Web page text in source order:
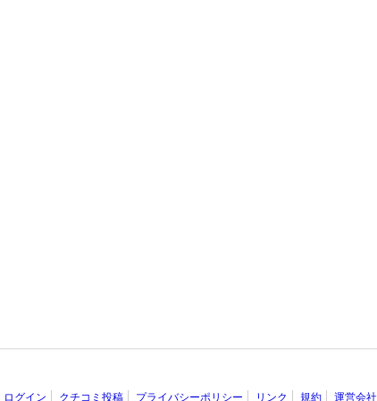
ログイン クチコミ投稿 プライバシーポリシー リンク 規約 運営会社